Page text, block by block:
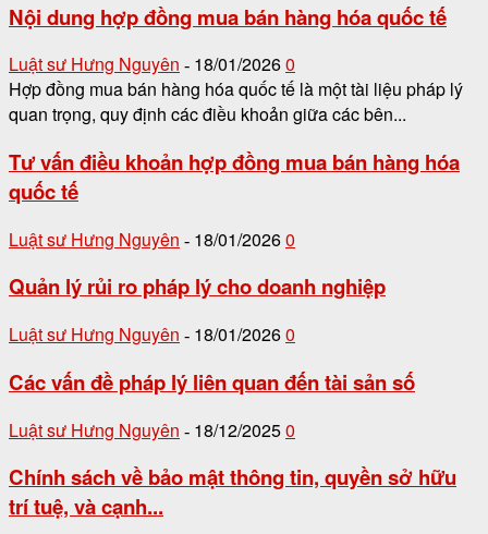
Nội dung hợp đồng mua bán hàng hóa quốc tế
Luật sư Hưng Nguyên - 18/01/20260
Hợp đồng mua bán hàng hóa quốc tế là một tài liệu pháp lý
quan trọng, quy định các điều khoản giữa các bên...
Tư vấn điều khoản hợp đồng mua bán hàng hóa
quốc tế
Luật sư Hưng Nguyên - 18/01/20260
Quản lý rủi ro pháp lý cho doanh nghiệp
Luật sư Hưng Nguyên - 18/01/20260
Các vấn đề pháp lý liên quan đến tài sản số
Luật sư Hưng Nguyên - 18/12/20250
Chính sách về bảo mật thông tin, quyền sở hữu
trí tuệ, và cạnh...